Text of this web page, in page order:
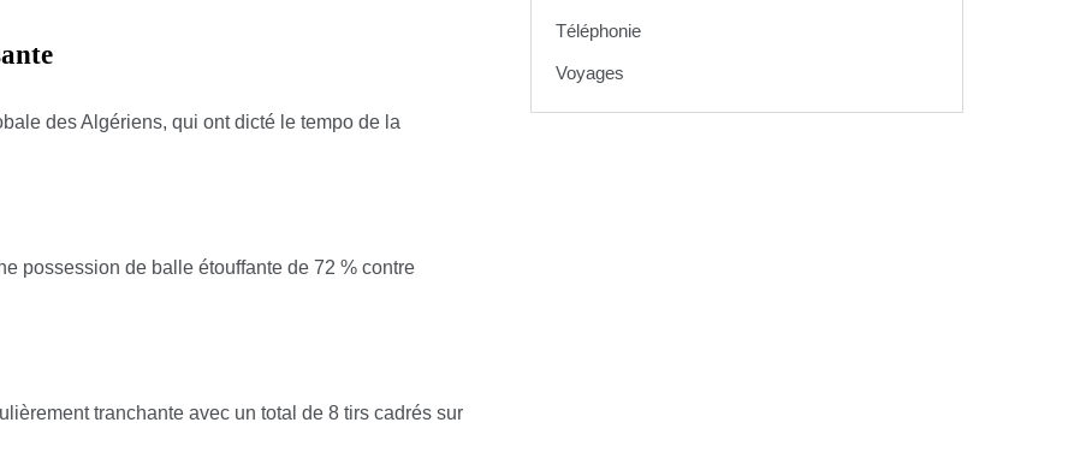
des Algériens, qui ont dicté le tempo de la
possession de balle étouffante de 72 % contre
tranchante avec un total de 8 tirs cadrés sur
Téléphonie
Voyages